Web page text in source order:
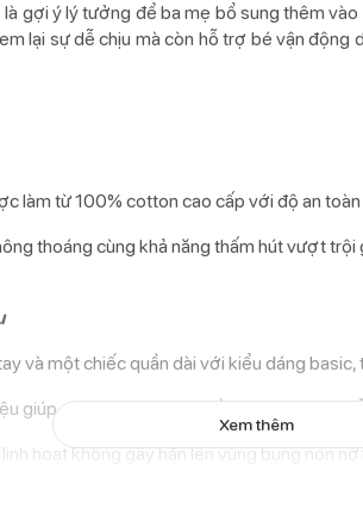
là gợi ý lý tưởng để ba mẹ bổ sung thêm
lại sự dễ chịu mà còn hỗ trợ bé vận động
làm từ 100% cotton cao cấp với độ an
thoáng cùng khả năng thấm hút vượt
và một chiếc quần dài với kiểu dáng
giúp cho quá trình thay đồ của bé trở nên
hoạt không gây hằn lên vùng bụng non
Xem thêm